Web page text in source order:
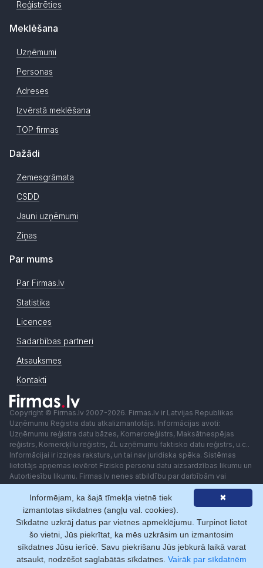
Reģistrēties
Meklēšana
Uzņēmumi
Personas
Adreses
Izvērstā meklēšana
TOP firmas
Dažādi
Zemesgrāmata
CSDD
Jauni uzņēmumi
Ziņas
Par mums
Par Firmas.lv
Statistika
Licences
Sadarbības partneri
Atsauksmes
Kontakti
Copyright © Firmas.lv 2007-2026. Firmas.lv ir Latvijas Republikas
Uzņēmumu Reģistra datu atkalizmantotājs. Informācijas avoti:
Uzņēmumu reģistra datu bāzes, Komercreģistrs, Maksātnespējas
reģistrs, Komercķīlu reģistrs, ZL uzņēmumu faktisko datu reģistrs, u.c..
Informācijai ir izziņas raksturs, un tai nav juridiska spēka. Sistēmas
lietotājs apņemas ievērot Fizisko personu datu aizsardzības likumu un
Autortiesību likumu. Firmas.lv nenes atbildību par darbībām vai
lēmumiem, kas balstīti uz saņemto pakalpojumu. Lietotājam aizliegts
izmantot jebkādas automatizētas sistēmas vai iekārtas (robotus)
piekļuvei sistēmai bez rakstiskas saskaņošanas ar Firmas.lv. Galvenā
redaktore: Ingūna Pempere.
Lietošanas noteikumi
Privātuma politika Norēķini ar
✖
Informējam, ka šajā tīmekļa vietnē tiek
izmantotas sīkdatnes (angļu val. cookies).
Sīkdatne uzkrāj datus par vietnes apmeklējumu. Turpinot lietot
šo vietni, Jūs piekrītat, ka mēs uzkrāsim un izmantosim
sīkdatnes Jūsu ierīcē. Savu piekrišanu Jūs jebkurā laikā varat
atsaukt, nodzēšot saglabātās sīkdatnes. Vairāk par sīkdatnēm